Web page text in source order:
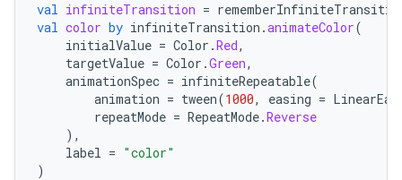
val infiniteTransition =
val color by infiniteTransition .animateColor(
initialValue = Color .Red,
targetValue = Color .Green,
animationSpec = infiniteRepeatable(
animation = tween(1000, easing =
repeatMode = RepeatMode.Reverse
),
label = "color"
)